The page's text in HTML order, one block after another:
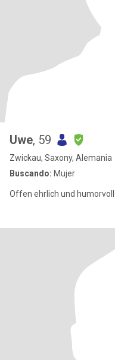
Uwe, 59
Zwickau, Saxony, Alemania
Buscando: Mujer
Offen ehrlich und humorvoll